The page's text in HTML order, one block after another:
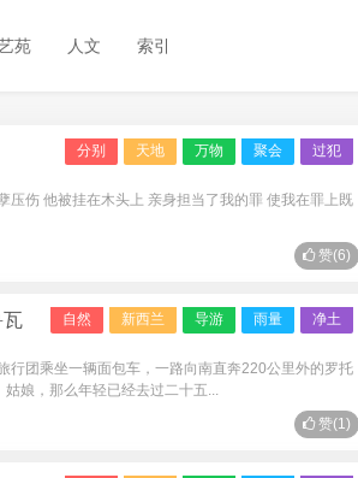
苑 人文 索引
分别 天地 万物 聚会 过犯
伤 他被挂在木头上 亲身担当了我的罪 使我在罪上既
赞(6)
自然 新西兰 导游 雨量 净土
行团乘坐一辆面包车，一路向南直奔220公里外的罗托
娘，那么年轻已经去过二十五...
赞(1)